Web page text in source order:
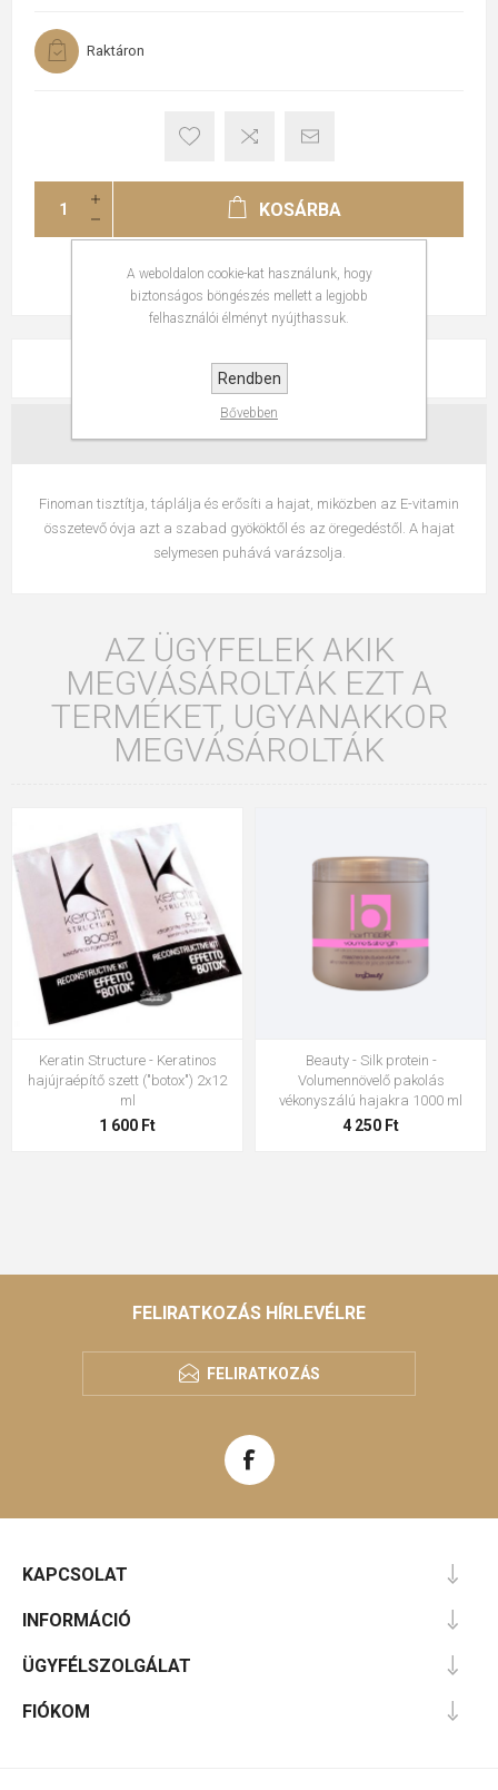
Raktáron
KOSÁRBA
LEÍRÁS
Finoman tisztítja, táplálja és erősíti a hajat, miközben az E-vitamin
összetevő óvja azt a szabad gyököktől és az öregedéstől. A hajat
selymesen puhává varázsolja.
AZ ÜGYFELEK AKIK
MEGVÁSÁROLTÁK EZT A
TERMÉKET, UGYANAKKOR
MEGVÁSÁROLTÁK
Keratin Structure - Keratinos
hajújraépítő szett ("botox") 2x12
ml
1 600 Ft
Beauty - Silk protein -
Volumennövelő pakolás
vékonyszálú hajakra 1000 ml
4 250 Ft
FELIRATKOZÁS HÍRLEVÉLRE
FELIRATKOZÁS
KAPCSOLAT
INFORMÁCIÓ
ÜGYFÉLSZOLGÁLAT
FIÓKOM
A weboldalon cookie-kat használunk, hogy
biztonságos böngészés mellett a legjobb
felhasználói élményt nyújthassuk.
Rendben
Bővebben